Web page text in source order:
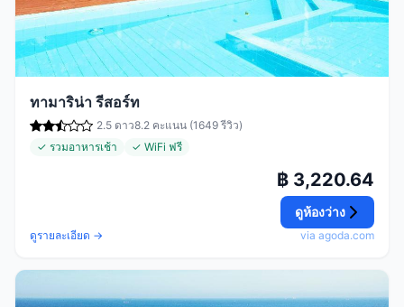
ทามาริน่า รีสอร์ท
2.5 ดาว8.2 คะแนน (1649 รีวิว)
✓ รวมอาหารเช้า
✓ WiFi ฟรี
ดูรายละเอียด →
฿ 3,220.64
ดูห้องว่าง
via agoda.com